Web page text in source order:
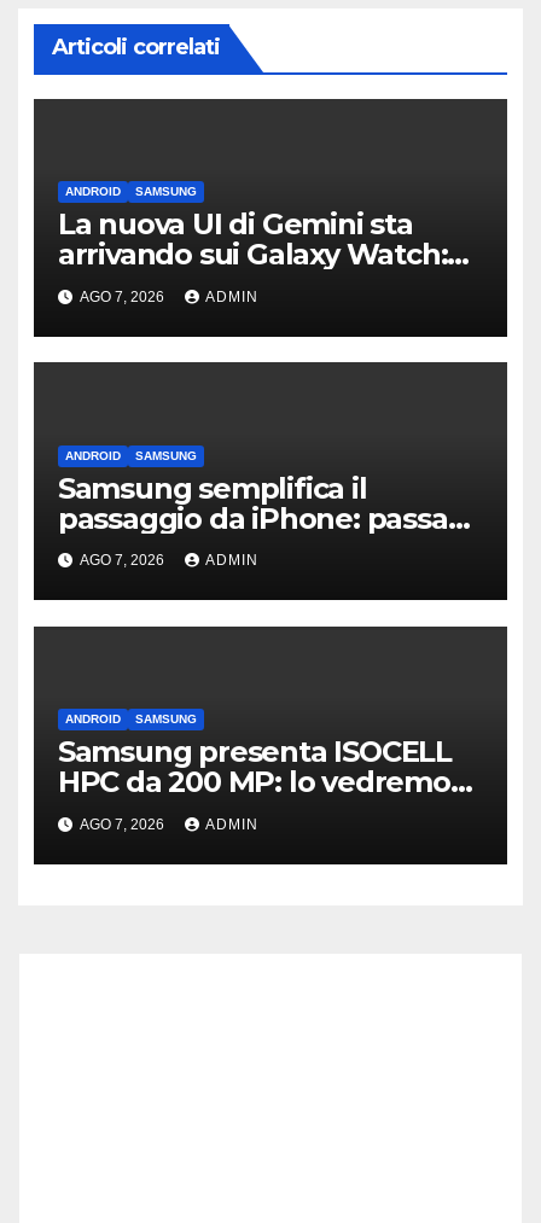
Articoli correlati
ANDROID SAMSUNG
La nuova UI di Gemini sta
arrivando sui Galaxy Watch:
primi avvistamenti
AGO 7, 2026 ADMIN
ANDROID SAMSUNG
Samsung semplifica il
passaggio da iPhone: passa
WhatsApp e c’è l’assistenza
AGO 7, 2026 ADMIN
ANDROID SAMSUNG
Samsung presenta ISOCELL
HPC da 200 MP: lo vedremo
sui Galaxy S27?
AGO 7, 2026 ADMIN